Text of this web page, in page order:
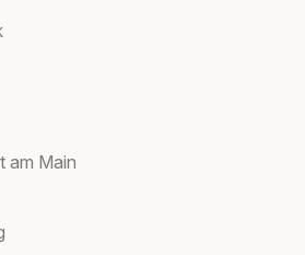
am Main